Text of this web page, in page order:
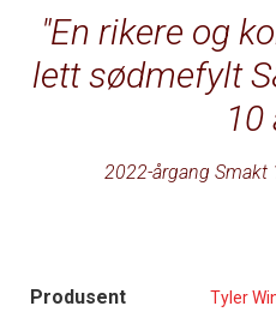
En rikere og
lett sødmefylt
10
2022-årgang Smakt
Produsent Tyler